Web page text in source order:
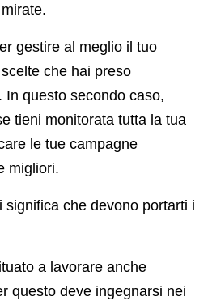
mirate.
gestire al meglio il tuo
che hai preso
questo secondo caso,
tieni monitorata tutta la tua
le tue campagne
migliori.
significa che devono portarti i
a lavorare anche
questo deve ingegnarsi nei